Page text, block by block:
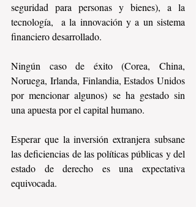
seguridad para personas y bienes), a la
tecnología,  a la innovación y a un sistema
financiero desarrollado.
Ningún caso de éxito (Corea, China,
Noruega, Irlanda, Finlandia, Estados Unidos
por mencionar algunos) se ha gestado sin
una apuesta por el capital humano.
Esperar que la inversión extranjera subsane
las deficiencias de las políticas públicas y del
estado de derecho es una expectativa
equivocada.